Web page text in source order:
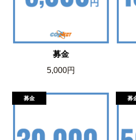
募金
5,000円